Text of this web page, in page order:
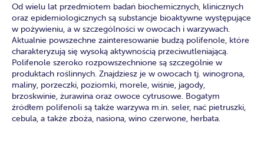
Od wielu lat przedmiotem badań biochemicznych, klinicznych
oraz epidemiologicznych są substancje bioaktywne występujące
w pożywieniu, a w szczególności w owocach i warzywach.
Aktualnie powszechne zainteresowanie budzą polifenole, które
charakteryzują się wysoką aktywnością przeciwutleniającą.
Polifenole szeroko rozpowszechnione są szczególnie w
produktach roślinnych. Znajdziesz je w owocach tj. winogrona,
maliny, porzeczki, poziomki, morele, wiśnie, jagody,
brzoskwinie, żurawina oraz owoce cytrusowe. Bogatym
źródłem polifenoli są także warzywa m.in. seler, nać pietruszki,
cebula, a także zboża, nasiona, wino czerwone, herbata.